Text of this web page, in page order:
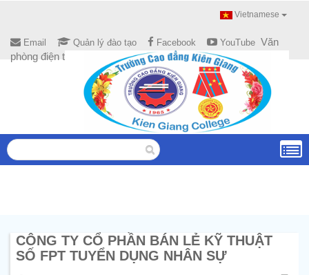
Vietnamese
Email Quản lý đào tạo Facebook YouTube Văn
phòng điện tử
CÔNG TY CỔ PHẦN BÁN LẺ KỸ THUẬT
SỐ FPT TUYỂN DỤNG NHÂN SỰ